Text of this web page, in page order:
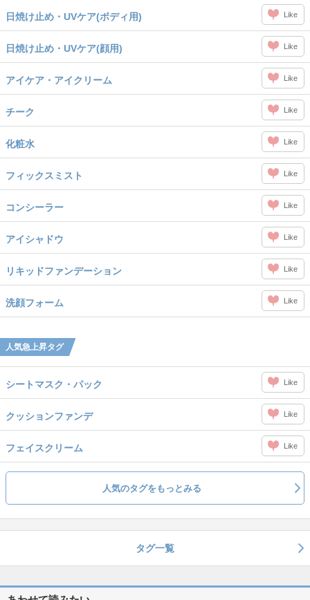
日焼け止め・UVケア(ボディ用) Like
日焼け止め・UVケア(顔用) Like
アイケア・アイクリーム Like
チーク Like
化粧水 Like
フィックスミスト Like
コンシーラー Like
アイシャドウ Like
リキッドファンデーション Like
洗顔フォーム Like
人気急上昇タグ
シートマスク・パック Like
クッションファンデ Like
フェイスクリーム Like
人気のタグをもっとみる
タグ一覧